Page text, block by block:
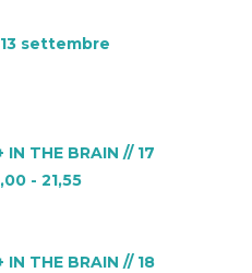
13 settembre
THE BRAIN // 17
- 21,55
THE BRAIN // 18